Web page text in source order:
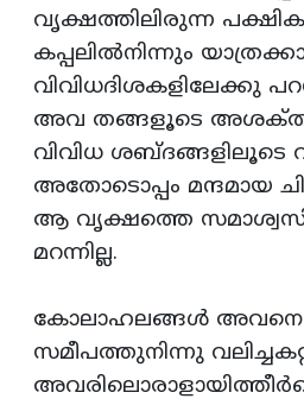
വൃക്ഷത്തിലിരുന്ന
കപ്പലില്‍നിന്നും
വിവിധദിശകളിലേക്കു
അവ തങ്ങളൂടെ
വിവിധ ശബ്‌ദങ്ങളിലൂടെ
അതോടൊപ്പം മന്ദമായ
ആ വൃക്ഷത്തെ
മറന്നില്ല.
കോലാഹലങ്ങള്‍ അവനെ
സമീപത്തുനിന്നു